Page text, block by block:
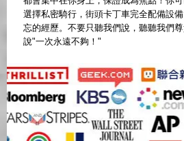
選擇私密騎行，街頭卡丁車完全配備設
忘的經歷。不要只聽我們說，聽聽我們
說"一次永遠不夠！"